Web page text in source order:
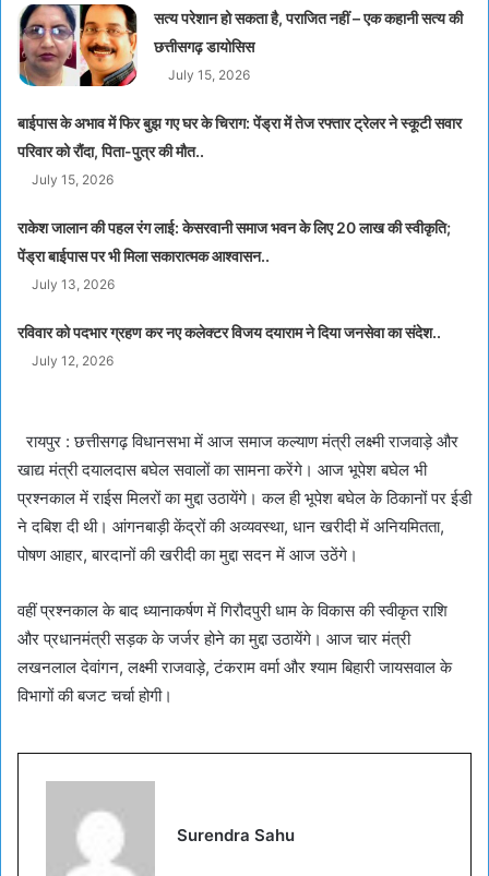
सत्य परेशान हो सकता है, पराजित नहीं – एक कहानी सत्य की
छत्तीसगढ़ डायोसिस
July 15, 2026
बाईपास के अभाव में फिर बुझ गए घर के चिराग: पेंड्रा में तेज रफ्तार ट्रेलर ने स्कूटी सवार
परिवार को रौंदा, पिता-पुत्र की मौत..
July 15, 2026
राकेश जालान की पहल रंग लाई: केसरवानी समाज भवन के लिए 20 लाख की स्वीकृति;
पेंड्रा बाईपास पर भी मिला सकारात्मक आश्वासन..
July 13, 2026
रविवार को पदभार ग्रहण कर नए कलेक्टर विजय दयाराम ने दिया जनसेवा का संदेश..
July 12, 2026
रायपुर : छत्तीसगढ़ विधानसभा में आज समाज कल्याण मंत्री लक्ष्मी राजवाड़े और
खाद्य मंत्री दयालदास बघेल सवालों का सामना करेंगे। आज भूपेश बघेल भी
प्रश्नकाल में राईस मिलरों का मुद्दा उठायेंगे। कल ही भूपेश बघेल के ठिकानों पर ईडी
ने दबिश दी थी। आंगनबाड़ी केंद्रों की अव्यवस्था, धान खरीदी में अनियमितता,
पोषण आहार, बारदानों की खरीदी का मुद्दा सदन में आज उठेंगे।
वहीं प्रश्नकाल के बाद ध्यानाकर्षण में गिरौदपुरी धाम के विकास की स्वीकृत राशि
और प्रधानमंत्री सड़क के जर्जर होने का मुद्दा उठायेंगे। आज चार मंत्री
लखनलाल देवांगन, लक्ष्मी राजवाड़े, टंकराम वर्मा और श्याम बिहारी जायसवाल के
विभागों की बजट चर्चा होगी।
Surendra Sahu